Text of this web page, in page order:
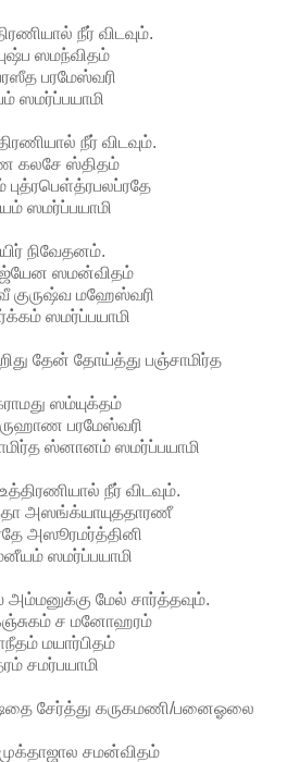
நீர் விடவும்.
ஸமந்விதம்
பரமேஸ்வரி
ஸமர்ப்பயாமி
நீர் விடவும்.
கலசே ஸ்திதம்
ஸமர்ப்பயாமி
நிவேதனம்.
ஸமன்விதம்
குருஷ்வ மஹேஸ்வரி
ஸமர்ப்பயாமி
தேன் தோய்த்து பஞ்சாமிர்த
ஸம்யுக்தம்
பரமேஸ்வரி
ஸ்னானம் ஸமர்ப்பயாமி
நீர் விடவும்.
அஸங்க்யாயுததாரணீ
அஸூரமர்த்தினி
ஸமர்ப்பயாமி
மேல் சார்த்தவும்.
கஞ்சுகம் ச மனோஹரம்
மயார்பிதம்
சமர்பயாமி
சேர்த்து கருகமணி/பனைஓலை
சமன்விதம்